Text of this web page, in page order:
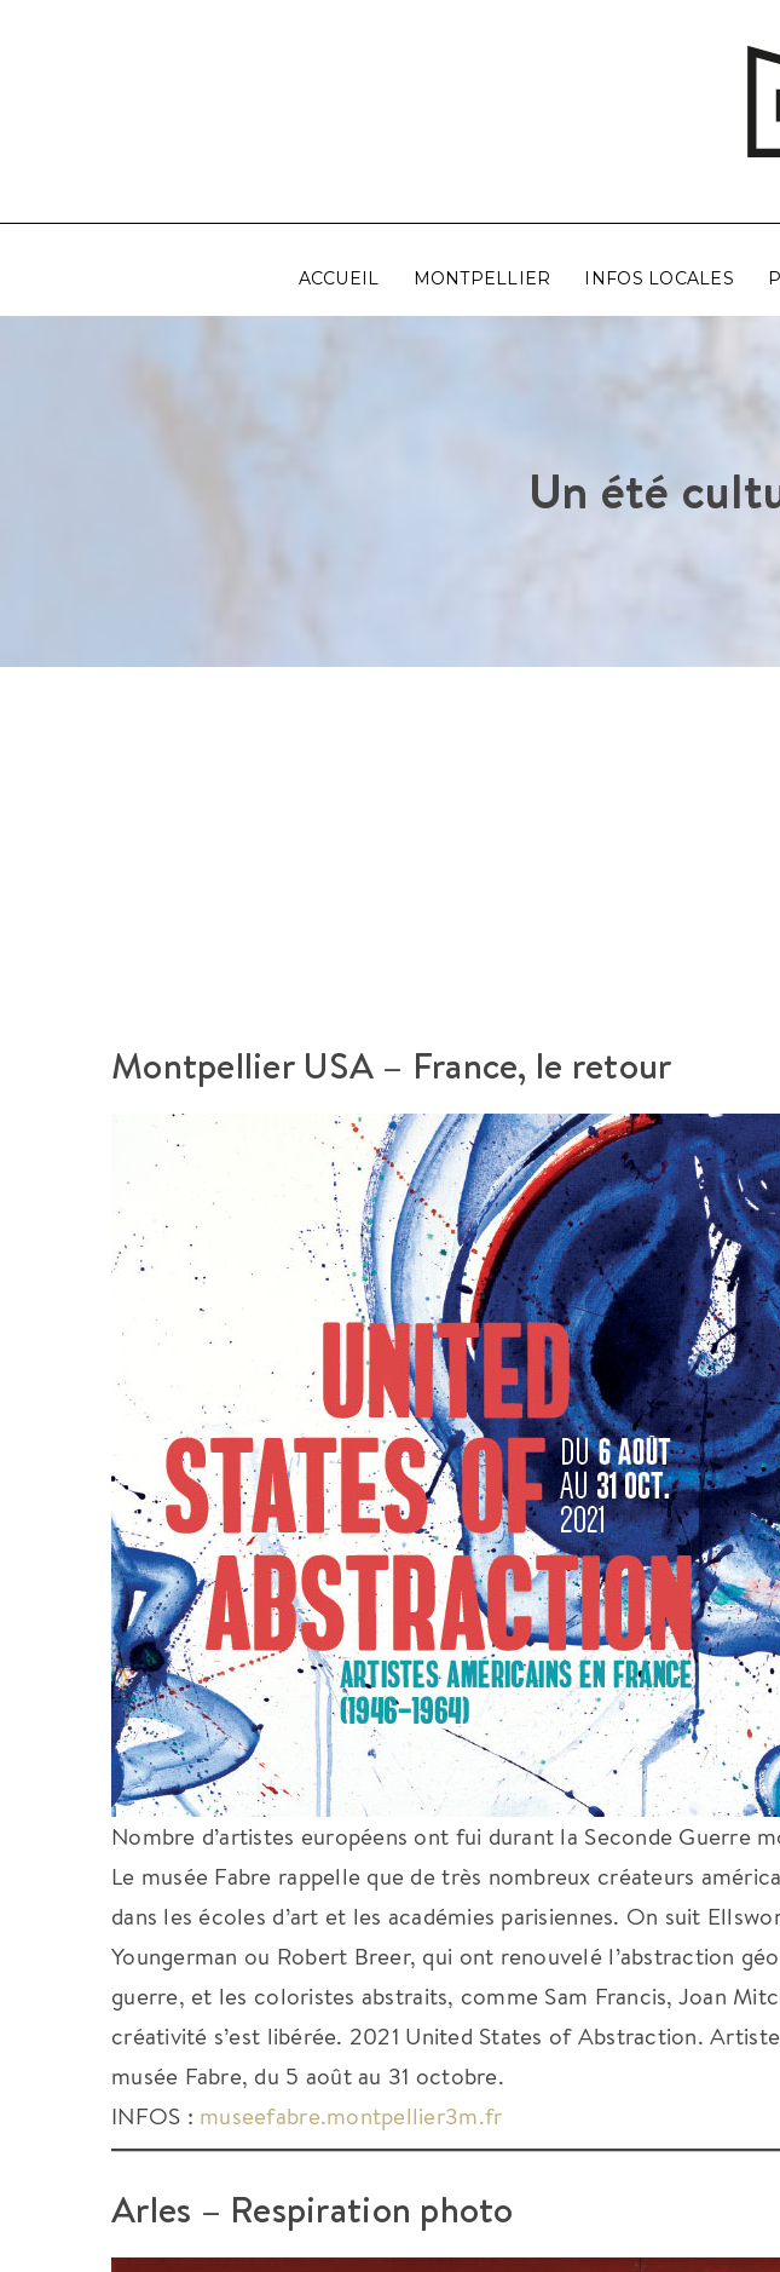
ACCUEIL MONTPELLIER INFOS LOCALES
Un été
Montpellier USA – France, le retour
Nombre d’artistes européens ont fui durant la Seconde Guerre
Le musée Fabre rappelle que de très nombreux créateurs
dans les écoles d’art et les académies parisiennes. On suit
Youngerman ou Robert Breer, qui ont renouvelé l’abstraction
guerre, et les coloristes abstraits, comme Sam Francis, Joan
créativité s’est libérée. 2021 United States of Abstraction.
musée Fabre, du 5 août au 31 octobre.
INFOS : museefabre.montpellier3m.fr
Arles – Respiration photo